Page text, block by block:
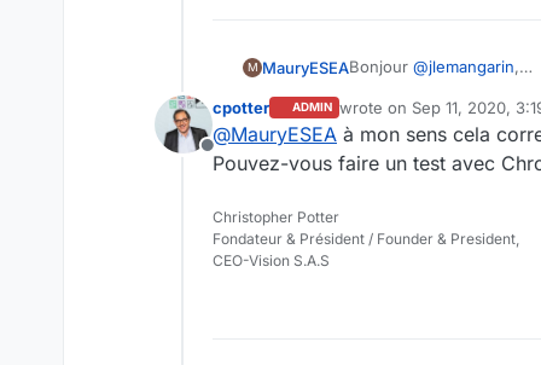
M MauryESEABonjour @jlemangarin,
En effet, en installant le
Par contre, bien
toujours la fenêtre
Y a-t-il des choses
Cordialement
Version Firefox : 80.0.1
Offline
cpotter ADMIN wrote on Sep 11, 2020,
last edited by cpotterSep
@MauryESEA à mon sens cela
Pouvez-vous faire un test avec
Christopher Potter
Fondateur & Président / Founder & President,
CEO-Vision S.A.S